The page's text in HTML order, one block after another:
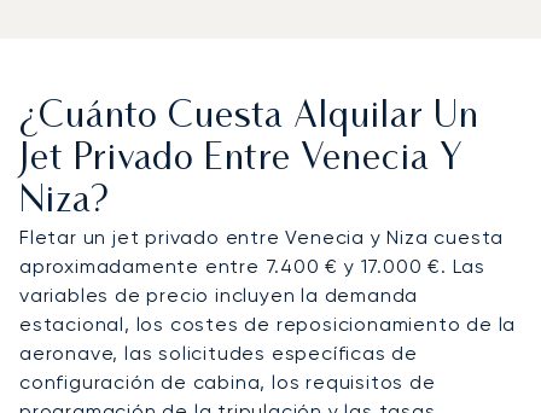
¿Cuánto Cuesta Alquilar Un
Jet Privado Entre Venecia Y
Niza?
Fletar un jet privado entre Venecia y Niza cuesta
aproximadamente entre 7.400 € y 17.000 €. Las
variables de precio incluyen la demanda
estacional, los costes de reposicionamiento de la
aeronave, las solicitudes específicas de
configuración de cabina, los requisitos de